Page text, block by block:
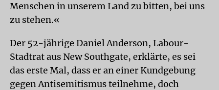
Menschen in unserem Land zu bitten, bei uns
zu stehen.«
Der 52-jährige Daniel Anderson, Labour-
Stadtrat aus New Southgate, erklärte, es sei
das erste Mal, dass er an einer Kundgebung
gegen Antisemitismus teilnehme, doch